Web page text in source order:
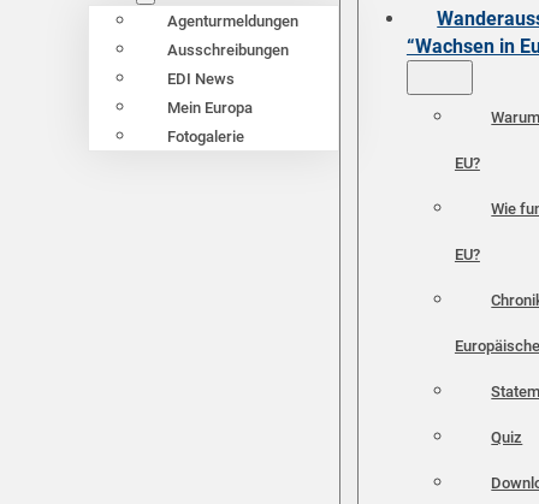
Agenturmeldungen
Ausschreibungen
EDI News
Mein Europa
Fotogalerie
“Wachsen in
EU?
Wie
EU?
Quiz